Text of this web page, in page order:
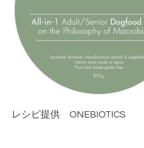
レシピ提供 ONEBIOTICS